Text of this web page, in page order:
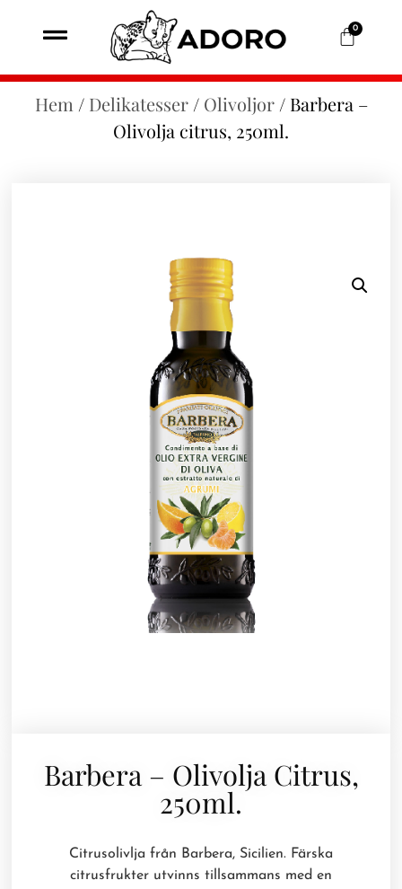
0
Hem / Delikatesser/ Olivoljor/ Barbera –
Olivolja citrus, 250ml.
Barbera – Olivolja Citrus,
250ml.
Citrusolivlja från Barbera, Sicilien. Färska
citrusfrukter utvinns tillsammans med en